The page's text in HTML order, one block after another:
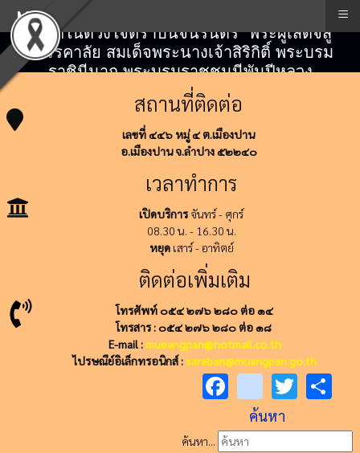
"สถิตในดวงใจตราบนิจนิรันดร์" พระผู้เสด็จสู่
สวรรคาลัย สมเด็จพระนางเจ้าสิริกิติ์ พระบรม
ราชินีนาถ พระบรมราชชนนีพันปีหลวง
สถานที่ติดต่อ
เลขที่ ๔๔๖ หมู่ ๔ ต.เมืองปาน
อ.เมืองปาน จ.ลำปาง ๕๒๒๔๐
เวลาทำการ
เปิดบริการจันทร์ - ศุกร์
08.30 น. - 16.30 น.
หยุดเสาร์ - อาทิตย์
ติดต่อเพิ่มเติม
โทรศัพท์ ๐๕๔ ๒๗๖ ๒๘๐ ต่อ ๑๔
โทรสาร : ๐๕๔ ๒๗๖ ๒๘๐ ต่อ ๑๘
E-mail :mueangpan@hotmail.co.th
ไปรษณีย์อิเล็กทรอนิกส์ : saraban@muangpan.go.th
Facebook
youtube
ค้นหา
ค้นหา...
Menu ≡